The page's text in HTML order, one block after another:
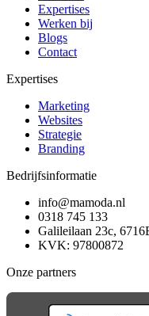
Expertises
Werken bij
Blogs
Contact
Expertises
Marketing
Websites
Strategie
Branding
Bedrijfsinformatie
info@mamoda.nl
0318 745 133
Galileilaan 23c,
KVK: 97800872
Onze partners